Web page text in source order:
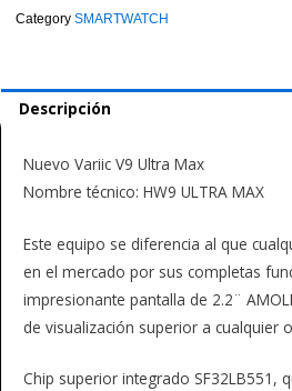
Category SMARTWATCH
Descripción
Nuevo Variic V9 Ultra Max
Nombre técnico: HW9 ULTRA MAX
Este equipo se diferencia al que
en el mercado por sus completas
impresionante pantalla de 2.2¨
de visualización superior a cualquier
Chip superior integrado SF32LB551,